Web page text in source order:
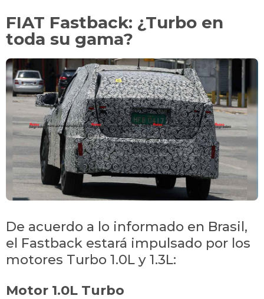
FIAT Fastback: ¿Turbo en
toda su gama?
De acuerdo a lo informado en Brasil,
el Fastback estará impulsado por los
motores Turbo 1.0L y 1.3L:
Motor 1.0L Turbo